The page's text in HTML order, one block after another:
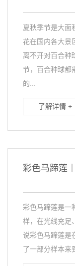
夏秋季节是大面
花在国内各大景
离不开对百合种
节，百合种球都
的...
了解详情 +
彩色马蹄莲是一
样，在光线充足
说彩色马蹄莲是
了一部分样本来